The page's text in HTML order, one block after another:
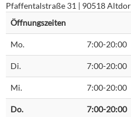
Pfaffentalstraße 31 | 90518
Öffnungszeiten
Mo. 7:00-20:00
Di. 7:00-20:00
Mi. 7:00-20:00
Do. 7:00-20:00